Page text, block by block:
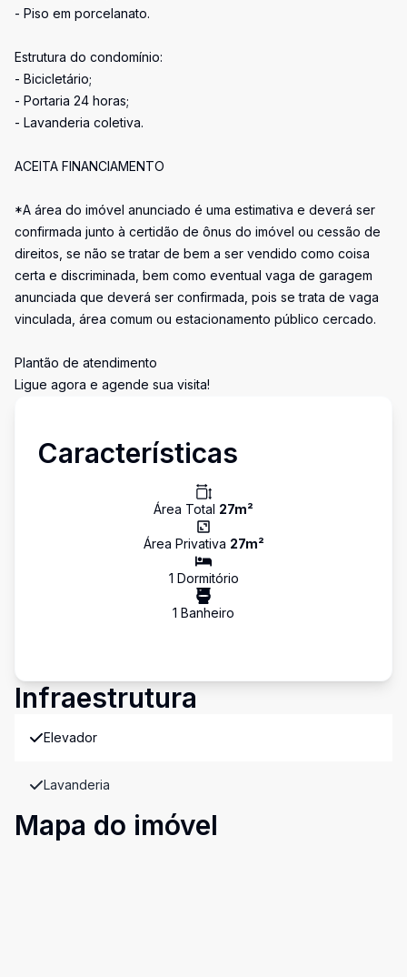
- Piso em porcelanato.
Estrutura do condomínio:
- Bicicletário;
- Portaria 24 horas;
- Lavanderia coletiva.
ACEITA FINANCIAMENTO
*A área do imóvel anunciado é uma estimativa e deverá ser
confirmada junto à certidão de ônus do imóvel ou cessão de
direitos, se não se tratar de bem a ser vendido como coisa
certa e discriminada, bem como eventual vaga de garagem
anunciada que deverá ser confirmada, pois se trata de vaga
vinculada, área comum ou estacionamento público cercado.
Plantão de atendimento
Ligue agora e agende sua visita!
Características
Área Total 27m²
Área Privativa 27m²
1 Dormitório
1 Banheiro
Infraestrutura
Elevador
Lavanderia
Mapa do imóvel